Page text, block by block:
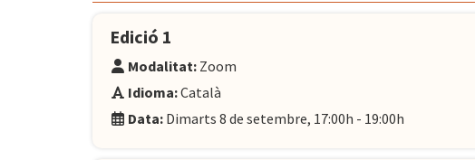
Edició 1
Modalitat: Zoom
Idioma:Català
Data: Dimarts 8 de setembre, 17:00h - 19:00h